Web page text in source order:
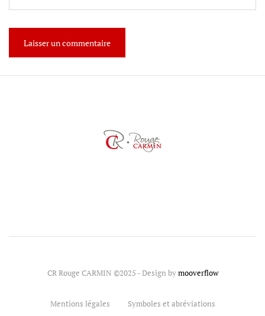
CR Rouge CARMIN ©2025 - Design bymooverflow
Mentions légales Symboles et abréviations